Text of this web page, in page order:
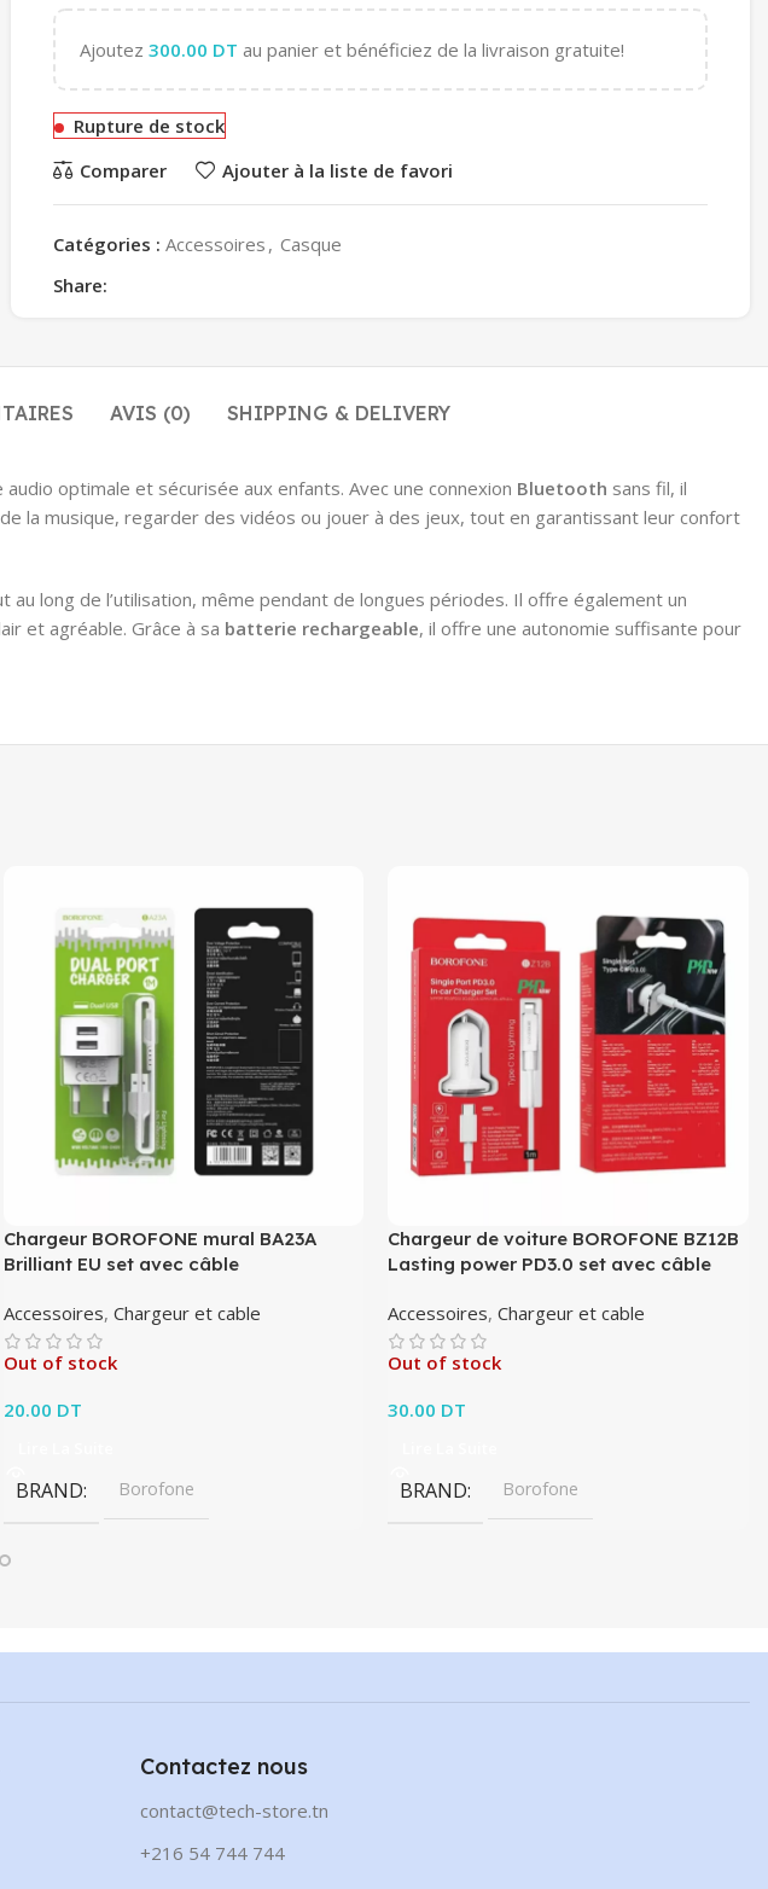
Ajoutez 300.00 DT au panier et bénéficiez de la livraison gratuite!
Rupture de stock
Comparer
Ajouter à la liste de favori
Catégories : Accessoires , Casque
Share:
AVIS (0) SHIPPING & DELIVERY
optimale et sécurisée aux enfants. Avec une connexion Bluetooth sans fil, il
musique, regarder des vidéos ou jouer à des jeux, tout en garantissant leur confort
au long de l’utilisation, même pendant de longues périodes. Il offre également un
et agréable. Grâce à sa batterie rechargeable, il offre une autonomie suffisante pour
Chargeur BOROFONE mural BA23A
Brilliant EU set avec câble
Accessoires,Chargeur et cable
Out of stock
20.00 DT
BRAND Borofone
Chargeur de voiture BOROFONE BZ12B
Lasting power PD3.0 set avec câble
Accessoires,Chargeur et cable
Out of stock
30.00 DT
BRAND Borofone
Contactez nous
contact@tech-store.tn
+216 54 744 744